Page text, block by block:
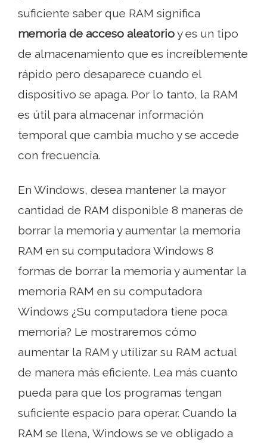
suficiente saber que RAM significa
memoria de acceso aleatorioy es un tipo
de almacenamiento que es increíblemente
rápido pero desaparece cuando el
dispositivo se apaga. Por lo tanto, la RAM
es útil para almacenar información
temporal que cambia mucho y se accede
con frecuencia.
En Windows, desea mantener la mayor
cantidad de RAM disponible 8 maneras de
borrar la memoria y aumentar la memoria
RAM en su computadora Windows 8
formas de borrar la memoria y aumentar la
memoria RAM en su computadora
Windows ¿Su computadora tiene poca
memoria? Le mostraremos cómo
aumentar la RAM y utilizar su RAM actual
de manera más eficiente. Lea más cuanto
pueda para que los programas tengan
suficiente espacio para operar. Cuando la
RAM se llena, Windows se ve obligado a